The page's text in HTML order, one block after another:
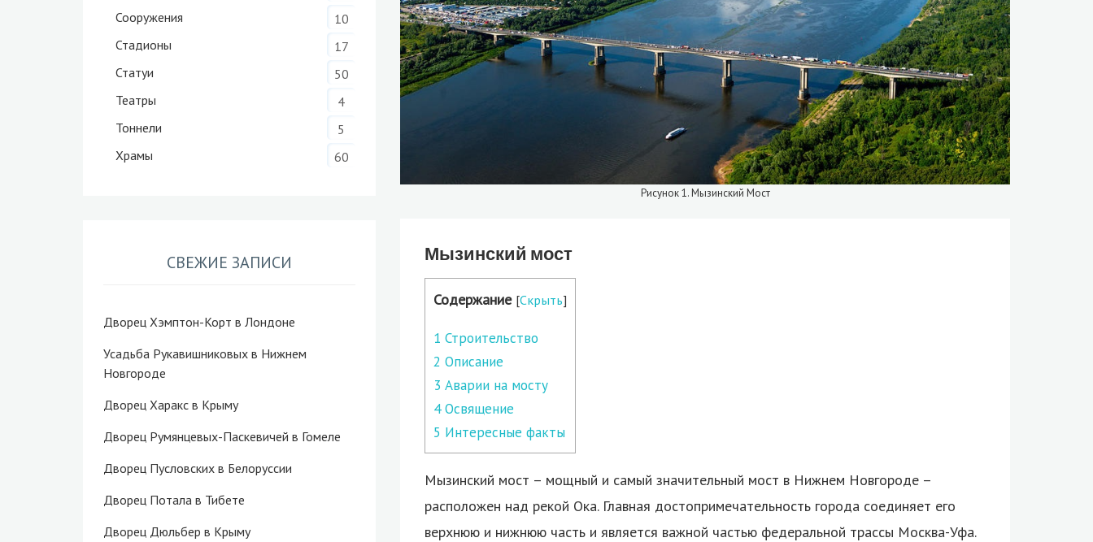
Рисунок 1. Мызинский Мост
Мызинский мост
Содержание [Скрыть]
1 Строительство
2 Описание
3 Аварии на мосту
4Освящение
5 Интересные факты
Мызинский мост – мощный и самый значительный мост в Нижнем Новгороде –
расположен над рекой Ока. Главная достопримечательность города соединяет его
верхнюю и нижнюю часть и является важной частью федеральной трассы Москва-Уфа.
Сооружения
10
Стадионы
17
Статуи
50
Театры
4
Тоннели
5
Храмы
60
СВЕЖИЕ ЗАПИСИ
Дворец Хэмптон-Корт в Лондоне
Усадьба Рукавишниковых в Нижнем
Новгороде
Дворец Харакс в Крыму
Дворец Румянцевых-Паскевичей в Гомеле
Дворец Пусловских в Белоруссии
Дворец Потала в Тибете
Дворец Дюльбер в Крыму